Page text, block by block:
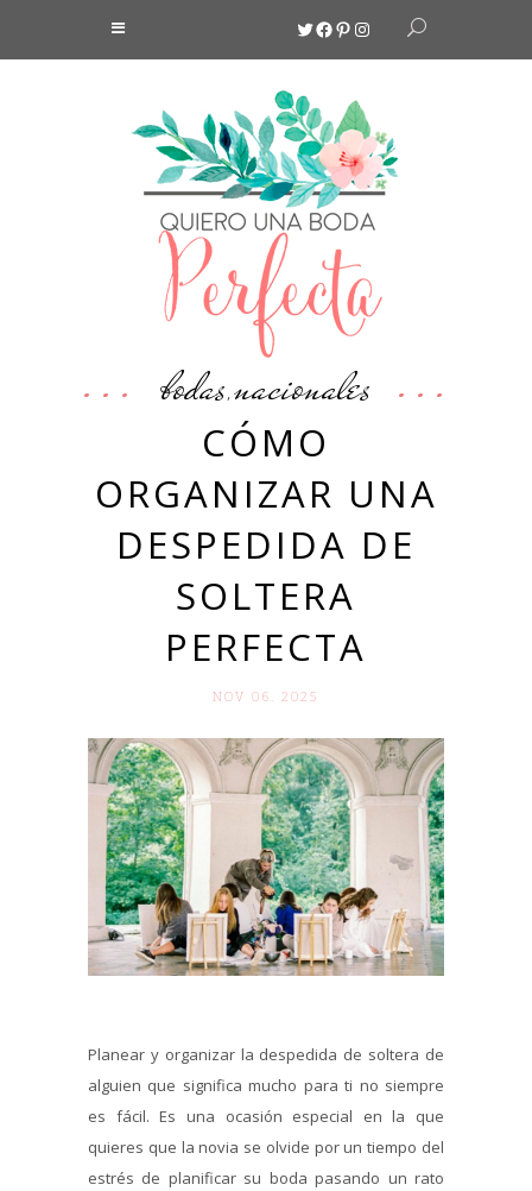
Twitter
Facebook
Pinterest
Instagram
bodas,nacionales
CÓMO
ORGANIZAR UNA
DESPEDIDA DE
SOLTERA
PERFECTA
NOV 06. 2025
Planear y organizar la despedida de soltera de
alguien que significa mucho para ti no siempre
es fácil. Es una ocasión especial en la que
quieres que la novia se olvide por un tiempo del
estrés de planificar su boda pasando un rato